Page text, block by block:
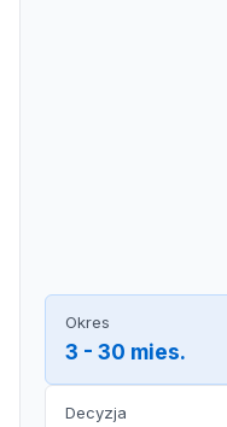
Okres
3 - 30 mies.
Decyzja